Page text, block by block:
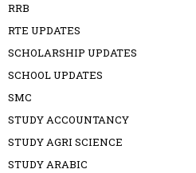
RRB
RTE UPDATES
SCHOLARSHIP UPDATES
SCHOOL UPDATES
SMC
STUDY ACCOUNTANCY
STUDY AGRI SCIENCE
STUDY ARABIC